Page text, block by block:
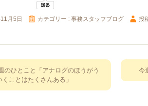
月5日 カテゴリー : 事務スタッフブログ 投
のひとこと「アナログのほうがう
くことはたくさんある」
今